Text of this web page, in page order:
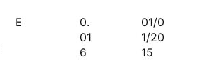
E
0.
01
6
01/0
1/20
15